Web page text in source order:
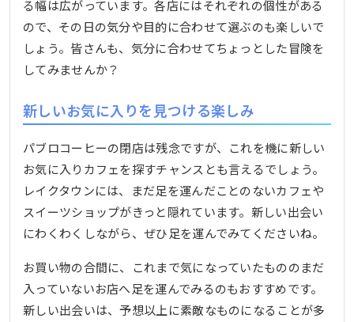
る幅は広がっています。各店にはそれぞれの個性がある
ので、その日の気分や目的に合わせて選ぶのも楽しいで
しょう。皆さんも、気分に合わせてちょっとした冒険を
してみませんか？
新しいお気に入りを見つける楽しみ
パブロコーヒーの閉店は残念ですが、これを機に新しい
お気に入りカフェを探すチャンスとも言えるでしょう。
レイクタウンには、まだ足を運んだことのないカフェや
スイーツショップがきっと隠れています。新しい出会い
にわくわくしながら、ぜひ足を運んでみてくださいね。
お買い物の合間に、これまで気になっていたもののまだ
入っていないお店へ足を運んでみるのもおすすめです。
新しい出会いは、予想以上に素敵なものになることが多